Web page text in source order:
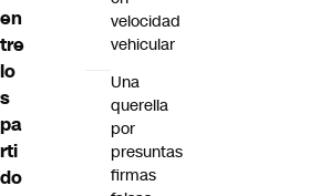
en
tre
lo
s
pa
rti
do
velocidad
vehicular
Una
querella
por
presuntas
firmas